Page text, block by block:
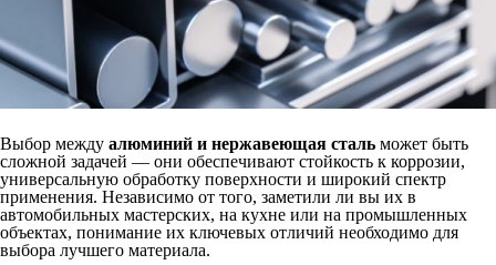
Выбор между алюминий и нержавеющая стальможет быть
сложной задачей — они обеспечивают стойкость к коррозии,
универсальную обработку поверхности и широкий спектр
применения. Независимо от того, заметили ли вы их в
автомобильных мастерских, на кухне или на промышленных
объектах, понимание их ключевых отличий необходимо для
выбора лучшего материала.